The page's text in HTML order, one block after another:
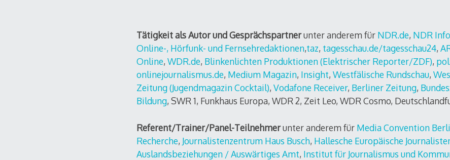
Tätigkeit als Autor und Gesprächspartnerunter anderem für NDR.de, NDR Info
Online-, Hörfunk- und Fernsehredaktionen,taz, tagesschau.de/tagesschau24,
Online, WDR.de, Blinkenlichten Produktionen(Elektrischer Reporter/ZDF),
onlinejournalismus.de, Medium Magazin, Insight, Westfälische Rundschau,
Zeitung (Jugendmagazin Cocktail), Vodafone Receiver, Berliner Zeitung,
Bildung, SWR 1, Funkhaus Europa, WDR 2, Zeit Leo, WDR Cosmo,
Referent/Trainer/Panel-Teilnehmerunter anderem für Media Convention
Recherche, Journalistenzentrum Haus Busch, Hallesche Europäische
Auslandsbeziehungen / Auswärtiges Amt, Institut für Journalismus und